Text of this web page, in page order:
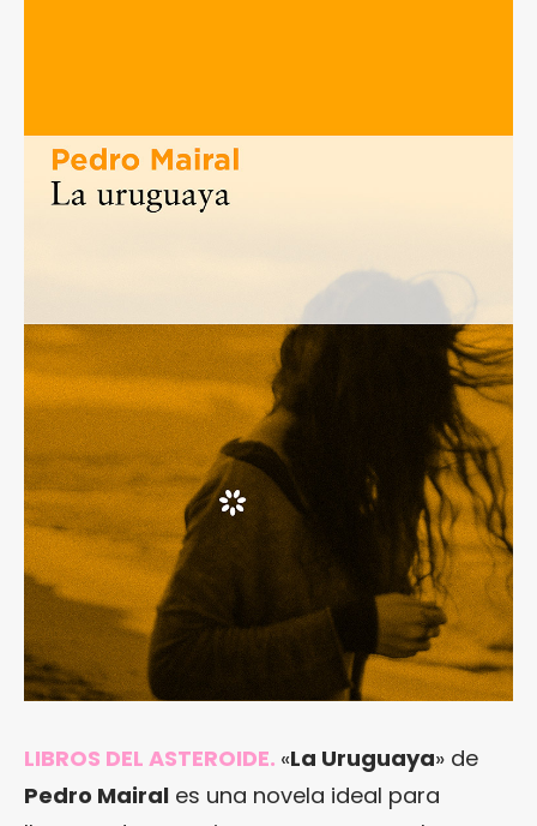
LIBROS DEL ASTEROIDE. «La Uruguaya» de
Pedro Mairal es una novela ideal para